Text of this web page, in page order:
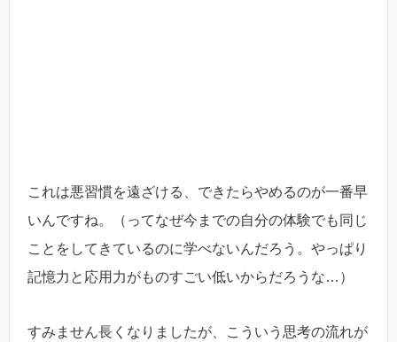
これは悪習慣を遠ざける、できたらやめるのが一番早
いんですね。（ってなぜ今までの自分の体験でも同じ
ことをしてきているのに学べないんだろう。やっぱり
記憶力と応用力がものすごい低いからだろうな…）
すみません長くなりましたが、こういう思考の流れが